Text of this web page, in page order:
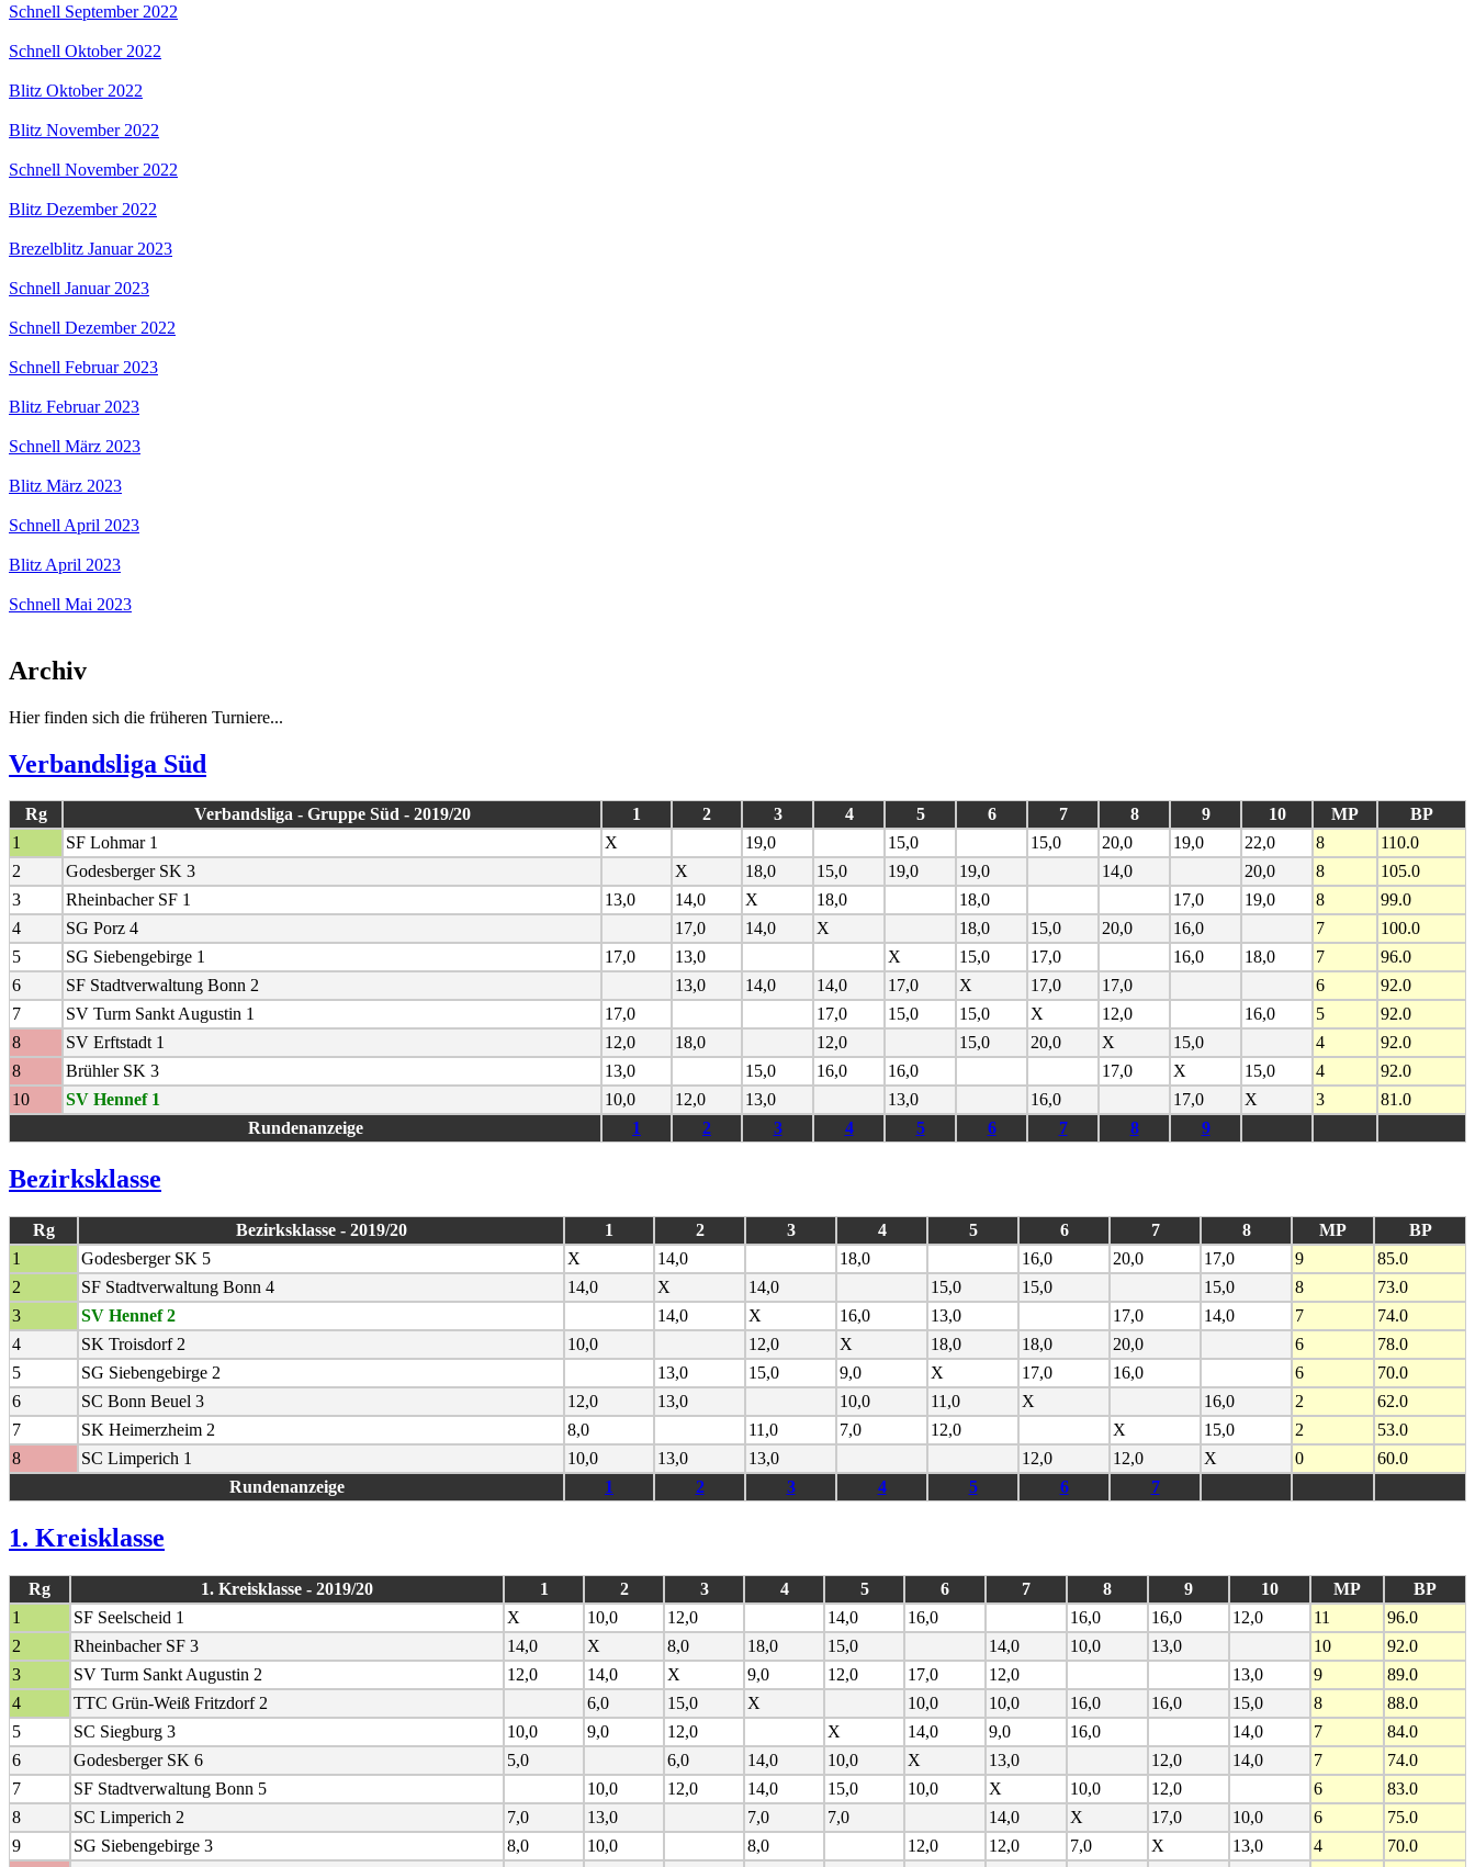
Schnell September 2022
Schnell Oktober 2022
Blitz Oktober 2022
Blitz November 2022
Schnell November 2022
Blitz Dezember 2022
Brezelblitz Januar 2023
Schnell Januar 2023
Schnell Dezember 2022
Schnell Februar 2023
Blitz Februar 2023
Schnell März 2023
Blitz März 2023
Schnell April 2023
Blitz April 2023
Schnell Mai 2023
Archiv
Hier finden sich die früheren Turniere...
Verbandsliga Süd
Rg Verbandsliga - Gruppe Süd - 2019/20 1 2 3 4 5 6 7 8 9 10 MP
BP
1
SF Lohmar 1 X 19,0 15,0 15,0 20,0 19,0 22,0 8
110.0
2
Godesberger SK 3 X 18,0 15,0 19,0 19,0 14,0 20,0 8
105.0
3
Rheinbacher SF 1 13,0 14,0 X 18,0 18,0 17,0 19,0 8
99.0
4
SG Porz 4 17,0 14,0 X 18,0 15,0 20,0 16,0 7
100.0
5
SG Siebengebirge 1 17,0 13,0 X 15,0 17,0 16,0 18,0 7
96.0
6
SF Stadtverwaltung Bonn 2 13,0 14,0 14,0 17,0 X 17,0 17,0 6
92.0
7
SV Turm Sankt Augustin 1 17,0 17,0 15,0 15,0 X 12,0 16,0 5
92.0
8
SV Erftstadt 1 12,0 18,0 12,0 15,0 20,0 X 15,0 4
92.0
8
Brühler SK 3 13,0 15,0 16,0 16,0 17,0 X 15,0 4
92.0
10
SV Hennef 1 10,0 12,0 13,0 13,0 16,0 17,0 X 3
81.0
Rundenanzeige
1 2 3 4 5 6 7 8 9
Bezirksklasse
Rg Bezirksklasse - 2019/20 1 2 3 4 5 6 7 8 MP
BP
1
Godesberger SK 5 X 14,0 18,0 16,0 20,0 17,0 9
85.0
2
SF Stadtverwaltung Bonn 4 14,0 X 14,0 15,0 15,0 15,0 8
73.0
3
SV Hennef 2 14,0 X 16,0 13,0 17,0 14,0 7
74.0
4
SK Troisdorf 2 10,0 12,0 X 18,0 18,0 20,0 6
78.0
5
SG Siebengebirge 2 13,0 15,0 9,0 X 17,0 16,0 6
70.0
6
SC Bonn Beuel 3 12,0 13,0 10,0 11,0 X 16,0 2
62.0
7
SK Heimerzheim 2 8,0 11,0 7,0 12,0 X 15,0 2
53.0
8
SC Limperich 1 10,0 13,0 13,0 12,0 12,0 X 0
60.0
Rundenanzeige
1 2 3 4 5 6 7
1. Kreisklasse
Rg 1. Kreisklasse - 2019/20 1 2 3 4 5 6 7 8 9 10 MP
BP
1
SF Seelscheid 1 X 10,0 12,0 14,0 16,0 16,0 16,0 12,0 11
96.0
2
Rheinbacher SF 3 14,0 X 8,0 18,0 15,0 14,0 10,0 13,0 10
92.0
3
SV Turm Sankt Augustin 2 12,0 14,0 X 9,0 12,0 17,0 12,0 13,0 9
89.0
4
TTC Grün-Weiß Fritzdorf 2 6,0 15,0 X 10,0 10,0 16,0 16,0 15,0 8
88.0
5
SC Siegburg 3 10,0 9,0 12,0 X 14,0 9,0 16,0 14,0 7
84.0
6
Godesberger SK 6 5,0 6,0 14,0 10,0 X 13,0 12,0 14,0 7
74.0
7
SF Stadtverwaltung Bonn 5 10,0 12,0 14,0 15,0 10,0 X 10,0 12,0 6
83.0
8
SC Limperich 2 7,0 13,0 7,0 7,0 14,0 X 17,0 10,0 6
75.0
9
SG Siebengebirge 3 8,0 10,0 8,0 12,0 12,0 7,0 X 13,0 4
70.0